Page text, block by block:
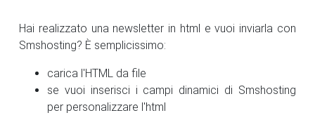
Hai realizzato una newsletter in html e vuoi inviarla con
Smshosting? È semplicissimo:
carica l'HTML da file
se vuoi inserisci i campi dinamici di Smshosting
per personalizzare l'html